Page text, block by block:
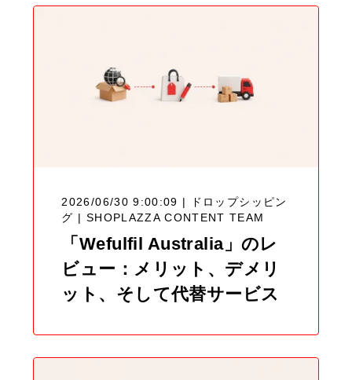
2026/06/30 9:00:09 | ドロップシッピン
グ | SHOPLAZZA CONTENT TEAM
「Wefulfil Australia」のレ
ビュー：メリット、デメリ
ット、そして代替サービス